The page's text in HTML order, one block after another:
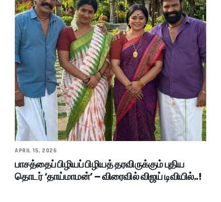
APRIL 15, 2026
பாசத்தைப் பிழியப் பிழியத் தரவிருக்கும் புதிய
தொடர் ‘தாய்மாமன்’ – விரைவில் விஜய் டிவியில்..!